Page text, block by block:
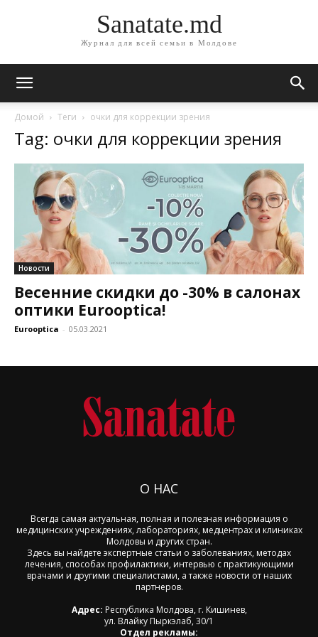
Sanatate.md
Журнал для всей семьи в Молдове
Домой Теги очки для коррекции зрения
Tag: очки для коррекции зрения
Новости
Весенние скидки до -30% в салонах
оптики Eurooptica!
Eurooptica - 05.03.2021
О НАС
Всегда самая актуальная, полная и полезная информация о
медицинских учреждениях, лабораториях, медцентрах и клиниках
Молдовы и других стран.
Здесь вы найдете экспертные статьи о заболеваниях, методах
лечения, способах профилактики, интервью с практикующими
врачами и другими специалистами, а также новости от наших
партнеров.
Адрес: Республика Молдова, г. Кишинев,
ул. Влайку Пыркэлаб, 30/1
Отдел рекламы: